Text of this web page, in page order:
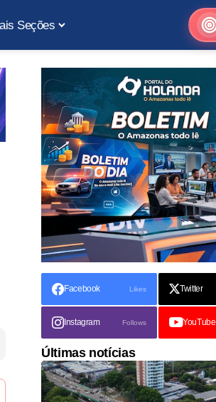
Seções
Facebook Likes Twitter
Instagram Follows YouTube
Últimas notícias